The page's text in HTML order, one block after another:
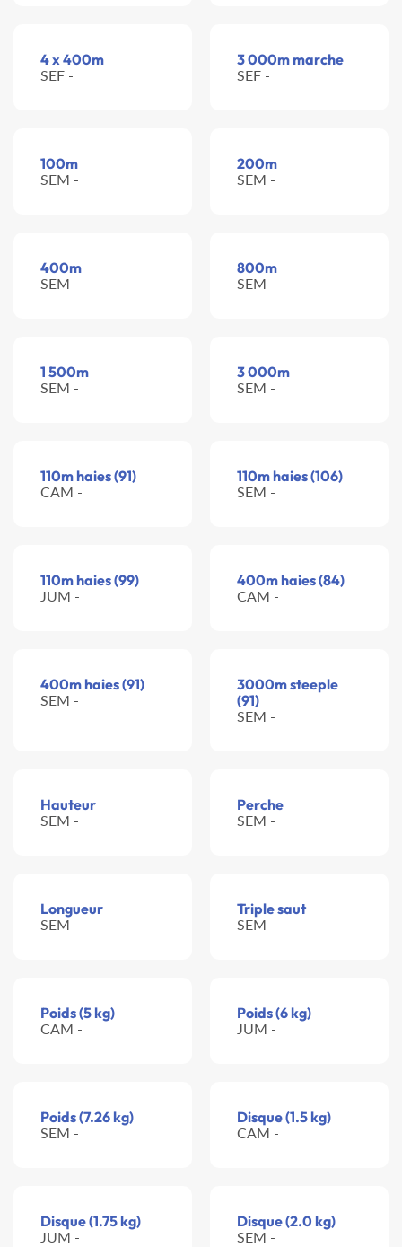
4 x 400m
SEF -
3 000m marche
SEF -
100m
SEM -
200m
SEM -
400m
SEM -
800m
SEM -
1 500m
SEM -
3 000m
SEM -
110m haies (91)
CAM -
110m haies (106)
SEM -
110m haies (99)
JUM -
400m haies (84)
CAM -
400m haies (91)
SEM -
3000m steeple
(91)
SEM -
Hauteur
SEM -
Perche
SEM -
Longueur
SEM -
Triple saut
SEM -
Poids (5 kg)
CAM -
Poids (6 kg)
JUM -
Poids (7.26 kg)
SEM -
Disque (1.5 kg)
CAM -
Disque (1.75 kg)
JUM -
Disque (2.0 kg)
SEM -